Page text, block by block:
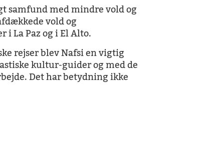
samfund med mindre vold og
vold og
La Paz og i El Alto.
rejser blev Nafsi en vigtig
kultur-guider og med de
Det har betydning ikke